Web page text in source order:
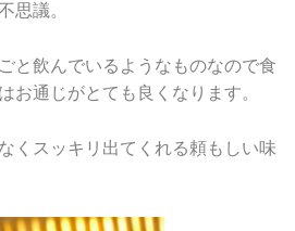
思議。
と飲んでいるようなものなので食
お通じがとても良くなります。
くスッキリ出てくれる頼もしい味